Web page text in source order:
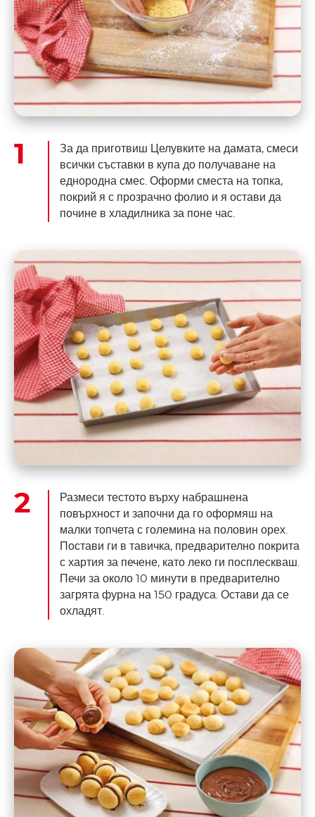
За да приготвиш Целувките на дамата, смеси
всички съставки в купа до получаване на
еднородна смес. Оформи сместа на топка,
покрий я с прозрачно фолио и я остави да
почине в хладилника за поне час.
Размеси тестото върху набрашнена
повърхност и започни да го оформяш на
малки топчета с големина на половин орех.
Постави ги в тавичка, предварително покрита
с хартия за печене, като леко ги посплескваш.
Печи за около 10 минути в предварително
загрята фурна на 150 градуса. Остави да се
охладят.